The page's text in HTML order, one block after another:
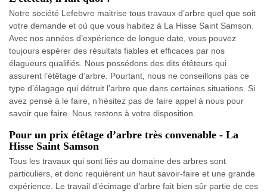
Notre société Lefebvre maitrise tous travaux d’arbre quel que soit
votre demande et où que vous habitez à La Hisse Saint Samson.
Avec nos années d’expérience de longue date, vous pouvez
toujours espérer des résultats fiables et efficaces par nos
élagueurs qualifiés. Nous possédons des dits étêteurs qui
assurent l’étêtage d’arbre. Pourtant, nous ne conseillons pas ce
type d’élagage qui détruit l’arbre que dans certaines situations. Si
avez pensé à le faire, n’hésitez pas de faire appel à nous pour
savoir que faire. Nous restons à votre disposition.
Pour un prix étêtage d’arbre très convenable - La
Hisse Saint Samson
Tous les travaux qui sont liés au domaine des arbres sont
particuliers, et donc requièrent un haut savoir-faire et une grande
expérience. Le travail d’écimage d’arbre fait bien sûr partie de ces